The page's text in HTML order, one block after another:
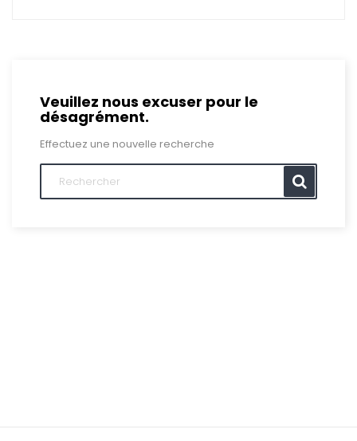
Veuillez nous excuser pour le
désagrément.
Effectuez une nouvelle recherche